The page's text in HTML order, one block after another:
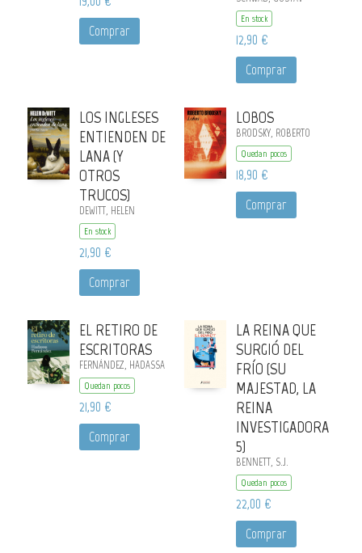
Comprar
En stock
12,90 €
Comprar
LOS INGLESES
ENTIENDEN DE
LANA (Y
OTROS
TRUCOS)
DEWITT, HELEN
En stock
21,90 €
Comprar
LOBOS
BRODSKY, ROBERTO
Quedan pocos
18,90 €
Comprar
EL RETIRO DE
ESCRITORAS
FERNÁNDEZ, HADASSA
Quedan pocos
21,90 €
Comprar
LA REINA QUE
SURGIÓ DEL
FRÍO (SU
MAJESTAD, LA
REINA
INVESTIGADORA
5)
BENNETT, S.J.
Quedan pocos
22,00 €
Comprar